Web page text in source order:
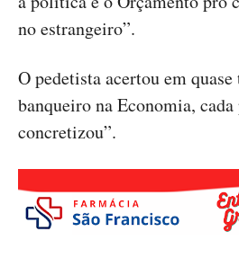
no estrangeiro”.
O pedetista acertou em
banqueiro na Economia,
concretizou”.